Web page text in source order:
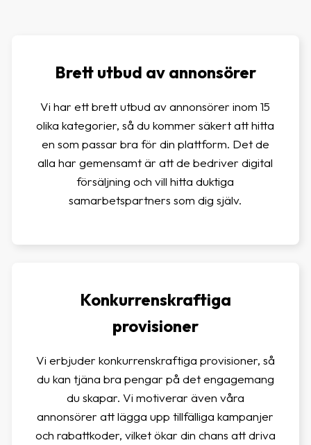
Brett utbud av annonsörer
Vi har ett brett utbud av annonsörer inom 15
olika kategorier, så du kommer säkert att hitta
en som passar bra för din plattform. Det de
alla har gemensamt är att de bedriver digital
försäljning och vill hitta duktiga
samarbetspartners som dig själv.
Konkurrenskraftiga
provisioner
Vi erbjuder konkurrenskraftiga provisioner, så
du kan tjäna bra pengar på det engagemang
du skapar. Vi motiverar även våra
annonsörer att lägga upp tillfälliga kampanjer
och rabattkoder, vilket ökar din chans att driva